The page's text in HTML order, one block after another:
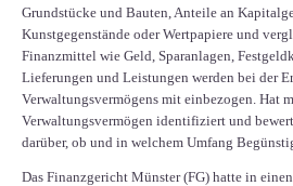
Grundstücke und Bauten, Anteile an
Kunstgegenstände oder Wertpapiere und
Finanzmittel wie Geld, Sparanlagen,
Lieferungen und Leistungen werden bei der
Verwaltungsvermögens mit einbezogen. Hat
Verwaltungsvermögen identifiziert und
darüber, ob und in welchem Umfang
Das Finanzgericht Münster (FG) hatte in